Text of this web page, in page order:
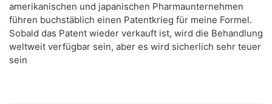
amerikanischen und japanischen Pharmaunternehmen
führen buchstäblich einen Patentkrieg für meine Formel.
Sobald das Patent wieder verkauft ist, wird die Behandlung
weltweit verfügbar sein, aber es wird sicherlich sehr teuer
sein